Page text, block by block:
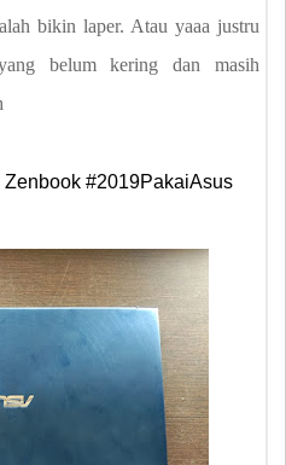
bikin laper. Atau yaaa justru
belum kering dan masih
#2019PakaiAsus